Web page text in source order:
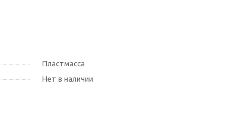
Пластмасса
Нет в наличии